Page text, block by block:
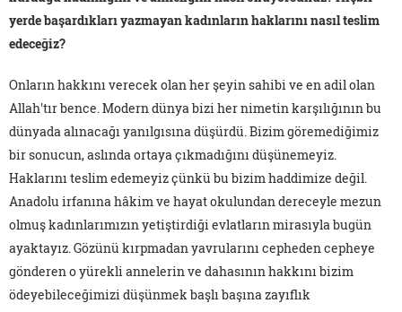
yerde başardıkları yazmayan kadınların haklarını nasıl teslim
edeceğiz?
Onların hakkını verecek olan her şeyin sahibi ve en adil olan
Allah'tır bence. Modern dünya bizi her nimetin karşılığının bu
dünyada alınacağı yanılgısına düşürdü. Bizim göremediğimiz
bir sonucun, aslında ortaya çıkmadığını düşünemeyiz.
Haklarını teslim edemeyiz çünkü bu bizim haddimize değil.
Anadolu irfanına hâkim ve hayat okulundan dereceyle mezun
olmuş kadınlarımızın yetiştirdiği evlatların mirasıyla bugün
ayaktayız. Gözünü kırpmadan yavrularını cepheden cepheye
gönderen o yürekli annelerin ve dahasının hakkını bizim
ödeyebileceğimizi düşünmek başlı başına zayıflık